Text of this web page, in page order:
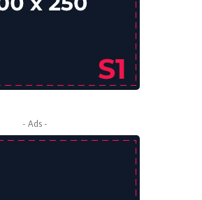
- Ads -